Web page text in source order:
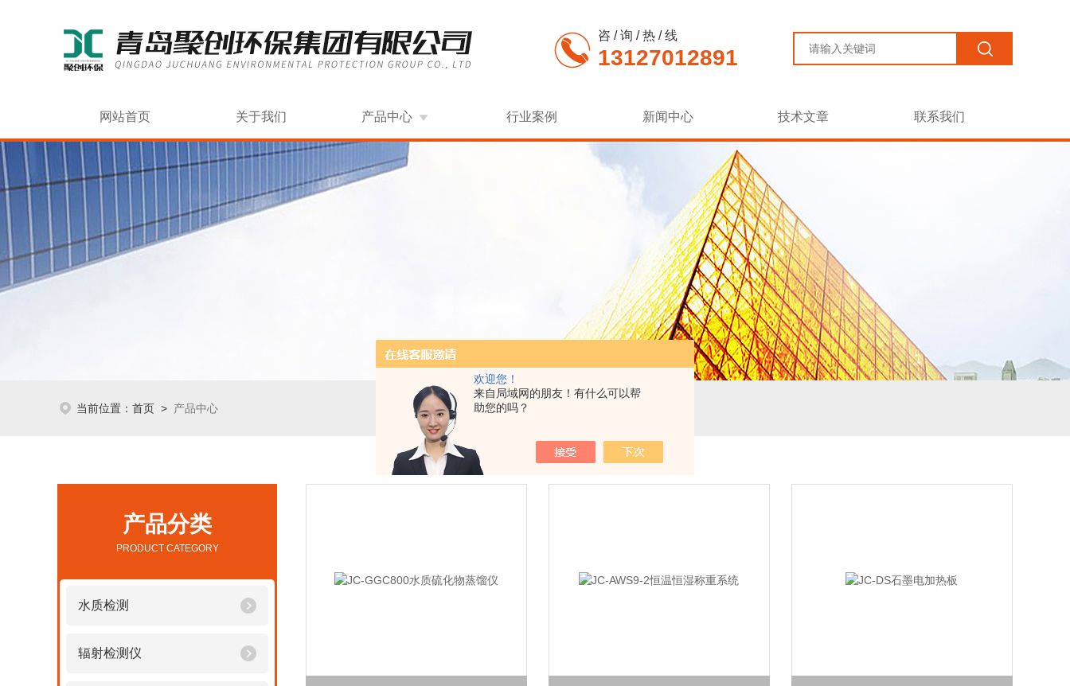
欢迎您！
来自局域网的朋友！有什么可以帮
助您的吗？
咨 / 询 / 热 / 线
13127012891
网站首页 关于我们 产品中心 行业案例 新闻中心 技术文章 联系我们
当前位置： 首页 > 产品中心
产品分类
PRODUCT CATEGORY
水质检测
辐射检测仪